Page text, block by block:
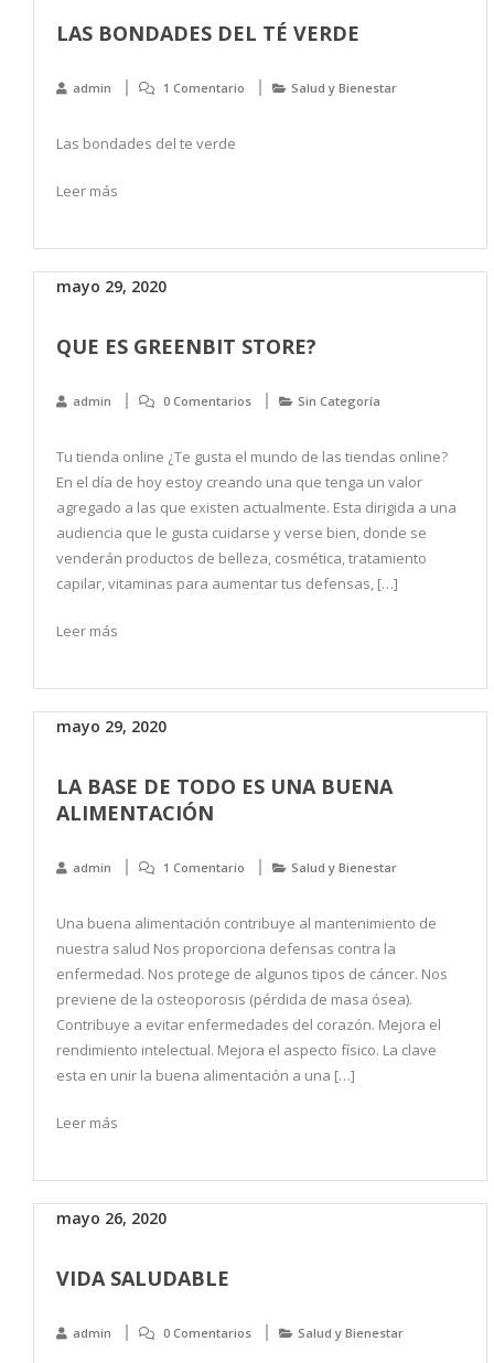
LAS BONDADES DEL TÉ VERDE
admin 1 Comentario Salud y Bienestar
Las bondades del te verde
Leer más
mayo 29, 2020
QUE ES GREENBIT STORE?
admin 0 Comentarios Sin Categoría
Tu tienda online ¿Te gusta el mundo de las tiendas online?
En el día de hoy estoy creando una que tenga un valor
agregado a las que existen actualmente. Esta dirigida a una
audiencia que le gusta cuidarse y verse bien, donde se
venderán productos de belleza, cosmética, tratamiento
capilar, vitaminas para aumentar tus defensas, […]
Leer más
mayo 29, 2020
LA BASE DE TODO ES UNA BUENA
ALIMENTACIÓN
admin 1 Comentario Salud y Bienestar
Una buena alimentación contribuye al mantenimiento de
nuestra salud Nos proporciona defensas contra la
enfermedad. Nos protege de algunos tipos de cáncer. Nos
previene de la osteoporosis (pérdida de masa ósea).
Contribuye a evitar enfermedades del corazón. Mejora el
rendimiento intelectual. Mejora el aspecto físico. La clave
esta en unir la buena alimentación a una […]
Leer más
mayo 26, 2020
VIDA SALUDABLE
admin 0 Comentarios Salud y Bienestar